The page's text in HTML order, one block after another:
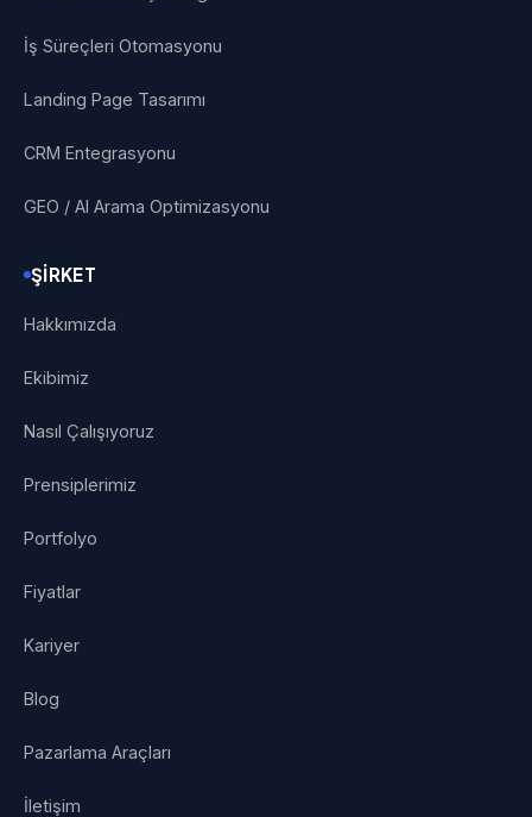
İş Süreçleri Otomasyonu
Landing Page Tasarımı
CRM Entegrasyonu
GEO / AI Arama Optimizasyonu
ŞIRKET
Hakkımızda
Ekibimiz
Nasıl Çalışıyoruz
Prensiplerimiz
Portfolyo
Fiyatlar
Kariyer
Blog
Pazarlama Araçları
İletişim